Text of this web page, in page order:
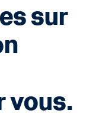
sur
vous.